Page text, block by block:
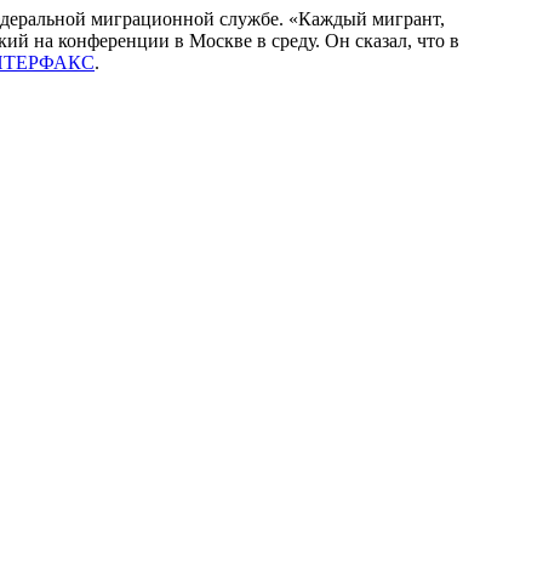
миграционной службе. «Каждый мигрант,
на конференции в Москве в среду. Он сказал, что в
.